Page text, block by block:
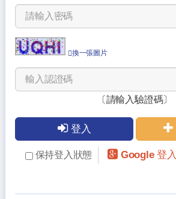
換一張圖片
〔請輸入驗證碼〕
登入
保持登入狀態 Google 登入